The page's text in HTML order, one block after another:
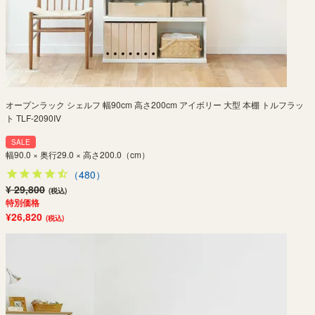
オープンラック シェルフ 幅90cm 高さ200cm アイボリー 大型 本棚 トルフラッ
ト TLF-2090IV
SALE
幅90.0 × 奥行29.0 × 高さ200.0（cm）
（480）
¥ 29,800 (税込)
特別価格
¥26,820 (税込)